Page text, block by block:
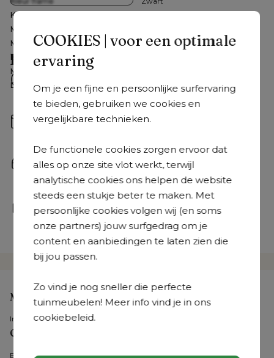
COOKIES | voor een optimale
ervaring
Om je een fijne en persoonlijke surfervaring
te bieden, gebruiken we cookies en
vergelijkbare technieken.
De functionele cookies zorgen ervoor dat
alles op onze site vlot werkt, terwijl
analytische cookies ons helpen de website
steeds een stukje beter te maken. Met
persoonlijke cookies volgen wij (en soms
onze partners) jouw surfgedrag om je
content en aanbiedingen te laten zien die
bij jou passen.
Zo vind je nog sneller die perfecte
tuinmeubelen! Meer info vind je in ons
cookiebeleid.
Kleur tafelblad
Materiaal frame
Materiaal tafelblad
Aluminium
Kleur
Materiaal
Detailkleur tafelblad
Zwart
Hulp nodig?
Snel antwoord op je vragen.
Bekijk ze hier
Mail ons
We antwoorden zo snel mogelijk op je vraag.
Bel ons
+31 408 08 07 58
| Van maandag tot vrijdag: 8.30u -
18.30u en op zaterdag: 9.30u - 18u
36 showrooms
Onze tuinmeubelen
Bristol Collecties
Mijn account
Inloggen